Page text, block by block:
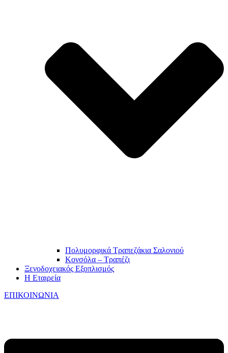
Πολυμορφικά Τραπεζάκια Σαλονιού
Κονσόλα – Τραπέζι
Ξενοδοχειακός Εξοπλισμός
Η Εταιρεία
ΕΠΙΚΟΙΝΩΝΙΑ